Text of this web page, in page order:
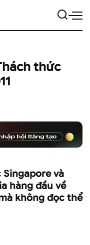
thức
và
hàng đầu về
không đọc thể